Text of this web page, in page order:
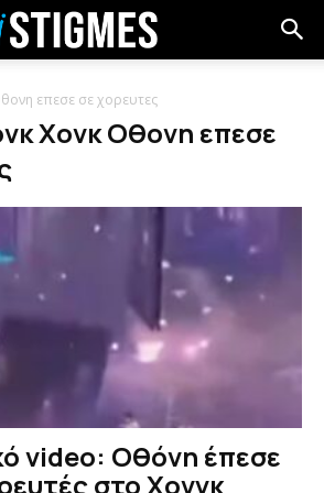
επεσε σε χορευτες
Χονκ Οθονη επεσε
video: Οθόνη έπεσε
στο Χονγκ